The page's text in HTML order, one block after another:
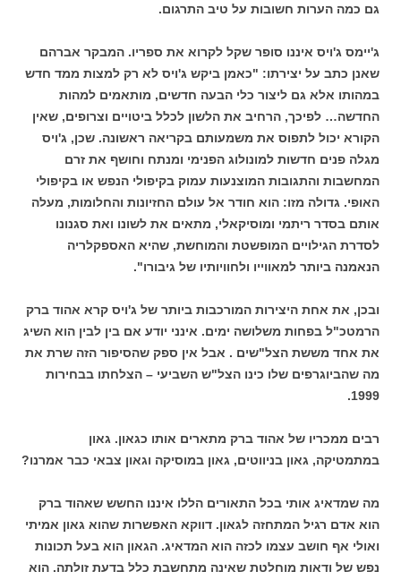
גם כמה הערות חשובות על טיב התרגום.
ג'יימס ג'ויס איננו סופר שקל לקרוא את ספריו. המבקר אברהם
שאנן כתב על יצירתו: "כאמן ביקש ג'ויס לא רק למצות ממד חדש
במהותו אלא גם ליצור כלי הבעה חדשים, מותאמים למהות
החדשה… לפיכך, הרחיב את הלשון לכלל ביטויים וצרופים, שאין
הקורא יכול לתפוס את משמעותם בקריאה ראשונה. שכן, ג'ויס
מגלה פנים חדשות למונולוג הפנימי ומנתח וחושף את זרם
המחשבות והתגובות המוצנעות עמוק בקיפולי הנפש או בקיפולי
האופי. גדולה מזו: הוא חודר אל עולם החזיונות והחלומות, מעלה
אותם בסדר ריתמי ומוסיקאלי, מתאים את לשונו ואת סגנונו
לסדרת הגילויים המופשטת והמוחשת, שהיא האספקלריה
הנאמנה ביותר למאווייו ולחוויותיו של גיבורו".
ובכן, את אחת היצירות המורכבות ביותר של ג'ויס קרא אהוד ברק
הרמטכ"ל בפחות משלושה ימים. אינני יודע אם בין לבין הוא השיג
את אחד מששת הצל"שים . אבל אין ספק שהסיפור הזה שרת את
מה שהביוגרפים שלו כינו הצל"ש השביעי – הצלחתו בבחירות
1999.
רבים ממכריו של אהוד ברק מתארים אותו כגאון. גאון
במתמטיקה, גאון בניווטים, גאון במוסיקה וגאון צבאי כבר אמרנו?
מה שמדאיג אותי בכל התאורים הללו איננו החשש שאהוד ברק
הוא אדם רגיל המתחזה לגאון. דווקא האפשרות שהוא גאון אמיתי
ואולי אף חושב עצמו לכזה הוא המדאיג. הגאון הוא בעל תכונות
נפש של ודאות מוחלטת שאינה מתחשבת כלל בדעת זולתה. הוא